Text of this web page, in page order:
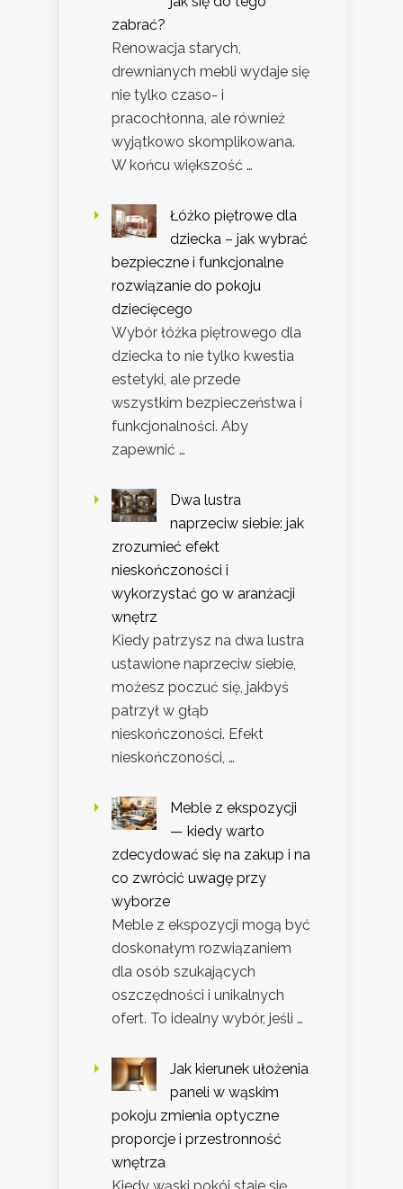
zabrać?
Renowacja starych,
drewnianych mebli wydaje się
nie tylko czaso- i
pracochłonna, ale również
wyjątkowo skomplikowana.
W końcu większość …
Łóżko piętrowe dla
dziecka – jak wybrać
bezpieczne i funkcjonalne
rozwiązanie do pokoju
dziecięcego
Wybór łóżka piętrowego dla
dziecka to nie tylko kwestia
estetyki, ale przede
wszystkim bezpieczeństwa i
funkcjonalności. Aby
zapewnić …
Dwa lustra
naprzeciw siebie: jak
zrozumieć efekt
nieskończoności i
wykorzystać go w aranżacji
wnętrz
Kiedy patrzysz na dwa lustra
ustawione naprzeciw siebie,
możesz poczuć się, jakbyś
patrzył w głąb
nieskończoności. Efekt
nieskończoności, …
Meble z ekspozycji
— kiedy warto
zdecydować się na zakup i na
co zwrócić uwagę przy
wyborze
Meble z ekspozycji mogą być
doskonałym rozwiązaniem
dla osób szukających
oszczędności i unikalnych
ofert. To idealny wybór, jeśli …
Jak kierunek ułożenia
paneli w wąskim
pokoju zmienia optyczne
proporcje i przestronność
wnętrza
Kiedy wąski pokój staje się